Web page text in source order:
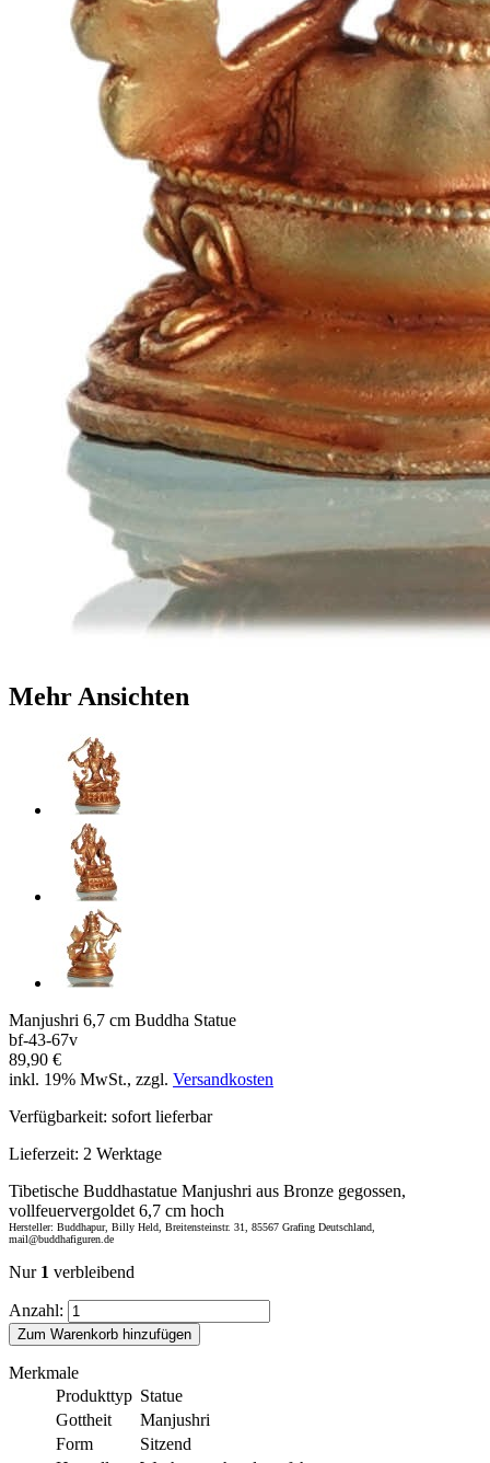
Mehr Ansichten
Manjushri 6,7 cm Buddha Statue
bf-43-67v
89,90 €
inkl. 19% MwSt., zzgl. Versandkosten
Verfügbarkeit: sofort lieferbar
Lieferzeit: 2 Werktage
Tibetische Buddhastatue Manjushri aus Bronze gegossen,
vollfeuervergoldet 6,7 cm hoch
Hersteller: Buddhapur, Billy Held, Breitensteinstr. 31, 85567 Grafing Deutschland,
mail@buddhafiguren.de
Nur 1 verbleibend
Anzahl:
Zum Warenkorb hinzufügen
Merkmale
Produkttyp Statue
Gottheit
Manjushri
Form
Sitzend